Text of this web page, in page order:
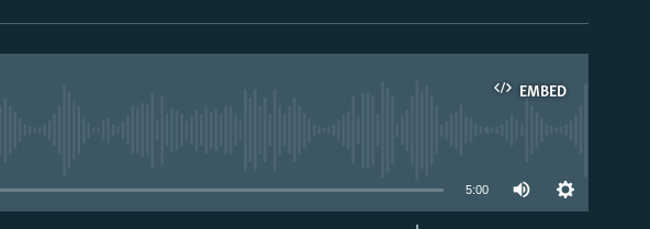
EMBED
5:00